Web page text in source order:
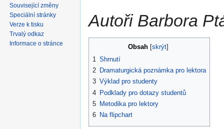
Autoři Barbora
Obsah [skrýt]
1 Shrnutí
2 Dramaturgická poznámka pro lektora
3 Výklad pro studenty
4 Podklady pro dotazy studentů
5 Metodika pro lektory
6 Na flipchart
Související změny
Speciální stránky
Verze k tisku
Trvalý odkaz
Informace o stránce